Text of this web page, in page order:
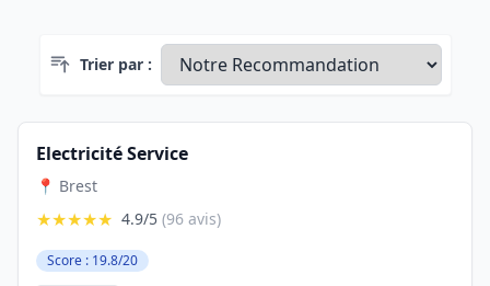
Trier par :
Electricité Service
📍 Brest
★★★★★ 4.9/5 (96 avis)
Score : 19.8/20